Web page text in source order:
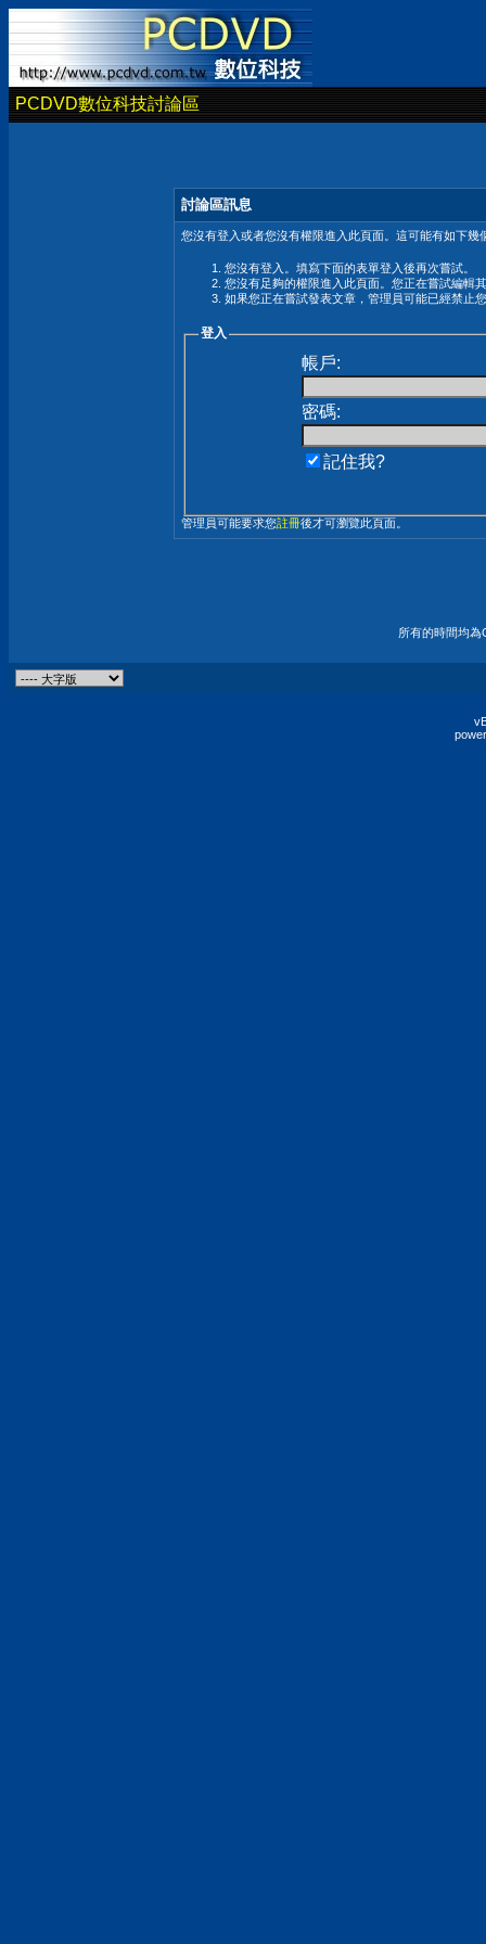
PCDVD數位科技討論區
討論區訊息
您沒有登入或者您沒有權限進入此頁面。這可能有如下幾
您沒有登入。填寫下面的表單登入後再次嘗試。
您沒有足夠的權限進入此頁面。您正在嘗試編輯
如果您正在嘗試發表文章，管理員可能已經禁止
登入
帳戶:
密碼:
記住我?
管理員可能要求您註冊後才可瀏覽此頁面。
所有的時間均為